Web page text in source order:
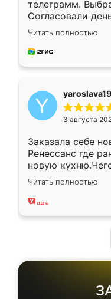
телеграмм.
Согласовали
недели кухня
довольны
мебель за
Читать полностью
3 августа
Заказала себе
Ренессанс где
новую
вполне
два года,
Читать полностью